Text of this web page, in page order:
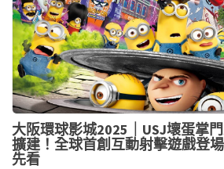
大阪環球影城2025｜USJ壞蛋掌
擴建！全球首創互動射擊遊戲登
先看